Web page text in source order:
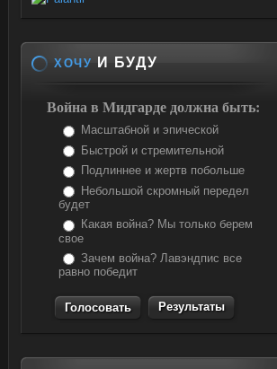
ХОЧУ И БУДУ
Война в Мидгарде должна быть:
Масштабной и эпической
Быстрой и стремительной
Подлиннее и жертв побольше
Небольшой скромный передел
будет
Какая война? Мы только берем
свое
Зачем война? Лавэндпис все
равно победит
Результаты